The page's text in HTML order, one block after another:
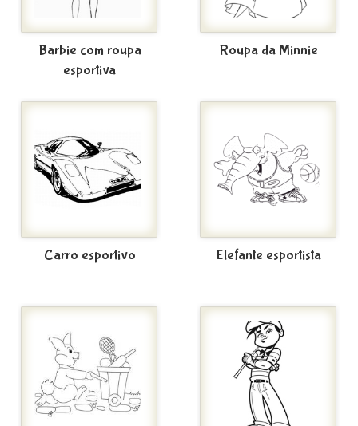
Barbie com roupa
esportiva
Roupa da Minnie
Carro esportivo Elefante esportista